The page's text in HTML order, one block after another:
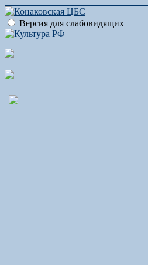
Версия для слабовидящих